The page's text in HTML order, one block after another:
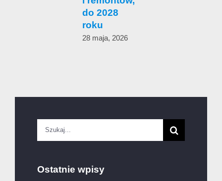
do 2028
roku
28 maja, 2026
Szukaj
Ostatnie wpisy